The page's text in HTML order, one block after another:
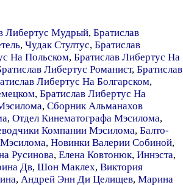
Либертус Мудрый, Братислав
, Чудак Стултус, Братислав
На Польском, Братислав Либертус На
Либертус Романист, Братислав
Либертус На Болгарском,
, Братислав Либертус На
, Сборник Альманахов
, Отдел Кинематографа Мэсилома,
Компании Мэсилома, Балто-
, Новинки Валерии Собиной,
Русинова, Елена Ковтонюк, Иннэста,
Дв, Шон Маклех, Виктория
, Андрей Энн Ди Целищев, Марина